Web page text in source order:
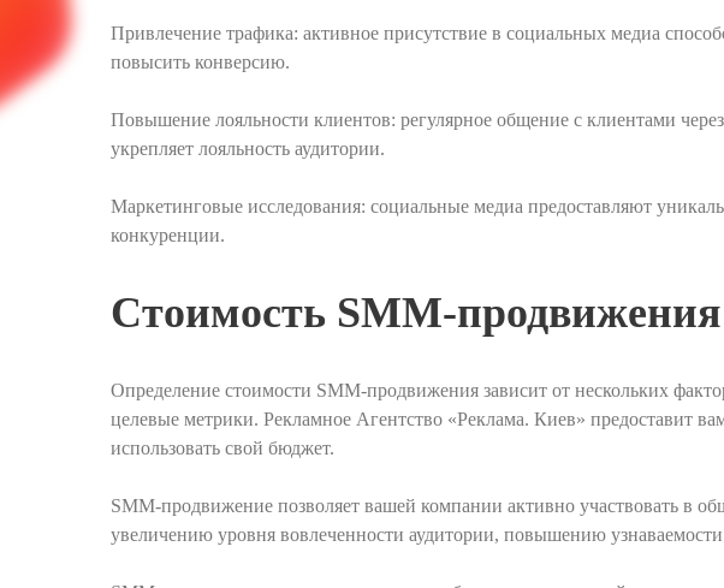
Привлечение трафика: активное присутствие в социальных медиа
повысить конверсию.
Повышение лояльности клиентов: регулярное общение с клиентами
укрепляет лояльность аудитории.
Маркетинговые исследования: социальные медиа предоставляют
конкуренции.
Стоимость SMM-продвижения
Определение стоимости SMM-продвижения зависит от нескольких
целевые метрики. Рекламное Агентство «Реклама. Киев» предоставит
использовать свой бюджет.
SMM-продвижение позволяет вашей компании активно участвовать в
увеличению уровня вовлеченности аудитории, повышению